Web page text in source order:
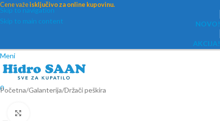
Skip to navigation
Skip to main content
Cene važeisključivo za online kupovinu.
NOVO!
AKCIJA!
Meni
0
Početna/Galanterija/Držači peškira